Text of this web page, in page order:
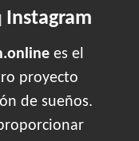
Instagram
es el
proyecto
de sueños.